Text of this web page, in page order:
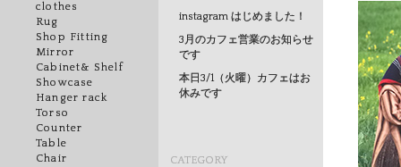
clothes
Rug
Shop Fitting
Mirror
Cabinet& Shelf
Showcase
Hanger rack
Torso
Counter
Table
Chair
instagram はじめました！
3月のカフェ営業のお知らせ
です
本日3/1（火曜）カフェはお
休みです
CATEGORY